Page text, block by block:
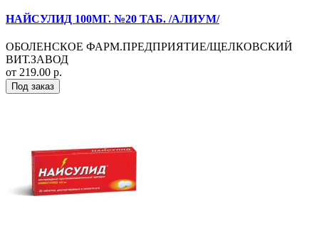
НАЙСУЛИД 100МГ. №20 ТАБ. /АЛИУМ/
ОБОЛЕНСКОЕ ФАРМ.ПРЕДПРИЯТИЕ/ЩЕЛКОВСКИЙ
ВИТ.ЗАВОД
от 219.00 р.
Под заказ